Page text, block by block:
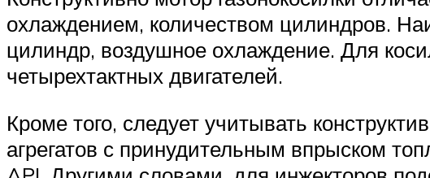
охлаждением, количеством цилиндров.
цилиндр, воздушное охлаждение. Для
четырехтактных двигателей.
Кроме того, следует учитывать
агрегатов с принудительным впрыском